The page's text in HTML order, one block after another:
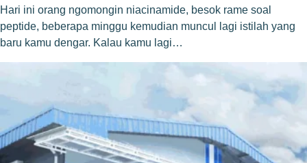
Hari ini orang ngomongin niacinamide, besok rame soal
peptide, beberapa minggu kemudian muncul lagi istilah yang
baru kamu dengar. Kalau kamu lagi…